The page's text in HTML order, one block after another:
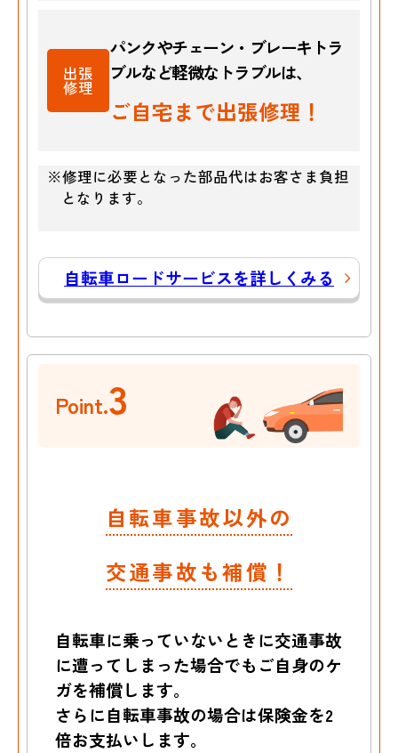
出張
修理
パンクやチェーン・ブレーキトラ
ブルなど軽微なトラブルは、
ご自宅まで出張修理！
※修理に必要となった部品代はお客さま負担
となります。
自転車ロードサービスを詳しくみる
Point.3
自転車事故以外の
交通事故も補償！
自転車に乗っていないときに交通事故
に遭ってしまった場合でもご自身のケ
ガを補償します。
さらに自転車事故の場合は保険金を2
倍お支払いします。